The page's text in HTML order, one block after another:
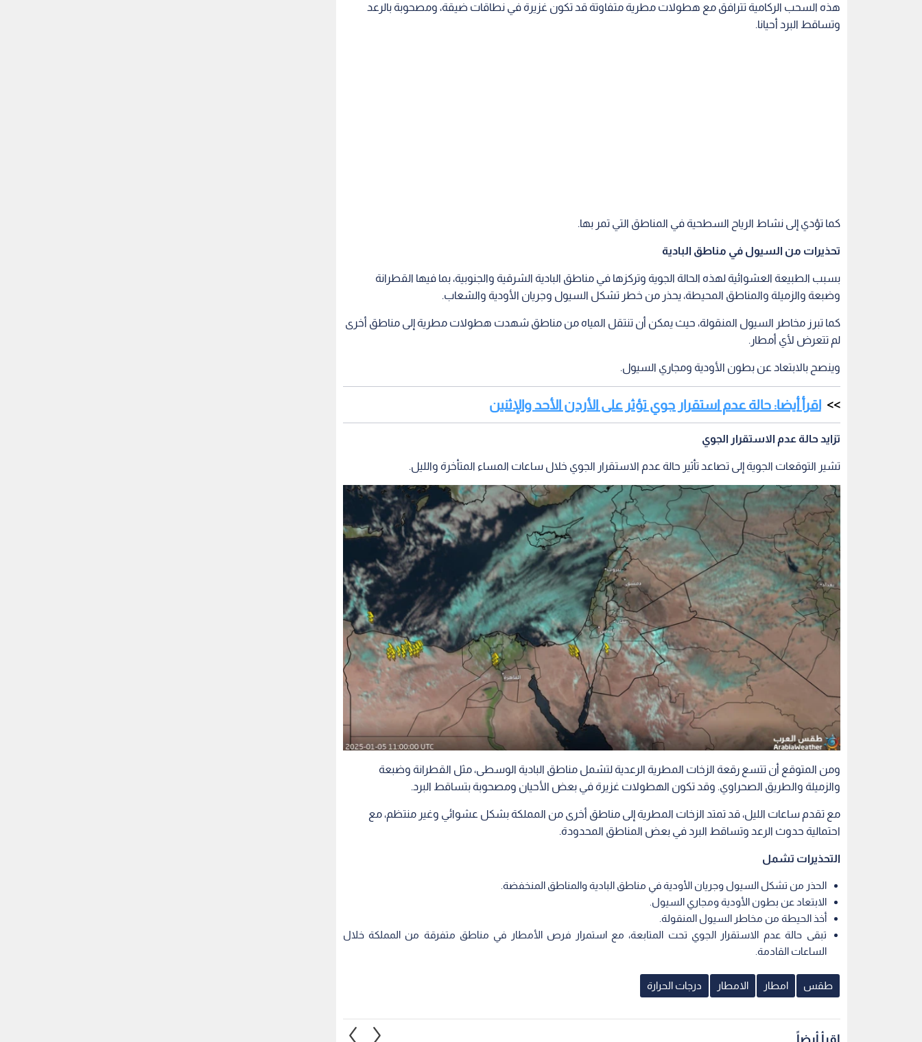
هذه السحب الركامية تترافق مع هطولات مطرية متفاوتة قد تكون غزيرة في نطاقات ضيقة، ومصحوبة بالرعد
وتساقط البرد أحيانا.
كما تؤدي إلى نشاط الرياح السطحية في المناطق التي تمر بها.
تحذيرات من السيول في مناطق البادية
بسبب الطبيعة العشوائية لهذه الحالة الجوية وتركزها في مناطق البادية الشرقية والجنوبية، بما فيها القطرانة
وضبعة والزميلة والمناطق المحيطة، يحذر من خطر تشكل السيول وجريان الأودية والشعاب.
كما تبرز مخاطر السيول المنقولة، حيث يمكن أن تنتقل المياه من مناطق شهدت هطولات مطرية إلى مناطق أخرى
لم تتعرض لأي أمطار.
وينصح بالابتعاد عن بطون الأودية ومجاري السيول.
اقرأ أيضا: حالة عدم استقرار جوي تؤثر على الأردن الأحد والإثنين
تزايد حالة عدم الاستقرار الجوي
تشير التوقعات الجوية إلى تصاعد تأثير حالة عدم الاستقرار الجوي خلال ساعات المساء المتأخرة والليل.
ومن المتوقع أن تتسع رقعة الزخات المطرية الرعدية لتشمل مناطق البادية الوسطى، مثل القطرانة وضبعة
والزميلة والطريق الصحراوي. وقد تكون الهطولات غزيرة في بعض الأحيان ومصحوبة بتساقط البرد.
مع تقدم ساعات الليل، قد تمتد الزخات المطرية إلى مناطق أخرى من المملكة بشكل عشوائي وغير منتظم، مع
احتمالية حدوث الرعد وتساقط البرد في بعض المناطق المحدودة.
التحذيرات تشمل
الحذر من تشكل السيول وجريان الأودية في مناطق البادية والمناطق المنخفضة.
الابتعاد عن بطون الأودية ومجاري السيول.
أخذ الحيطة من مخاطر السيول المنقولة.
تبقى حالة عدم الاستقرار الجوي تحت المتابعة، مع استمرار فرص الأمطار في مناطق متفرقة من المملكة خلال
الساعات القادمة.
طقس امطار الامطار درجات الحرارة